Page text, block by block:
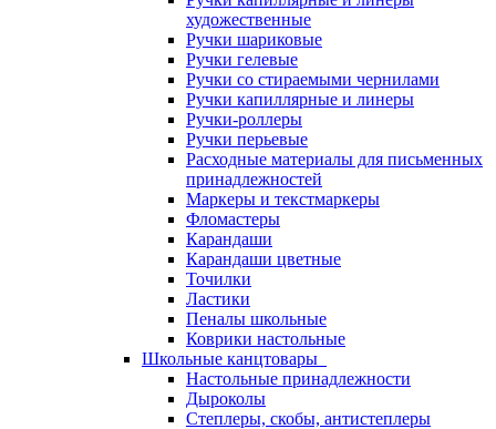
художественные
Ручки шариковые
Ручки гелевые
Ручки со стираемыми чернилами
Ручки капиллярные и линеры
Ручки-роллеры
Ручки перьевые
Расходные материалы для письменных
принадлежностей
Маркеры и текстмаркеры
Фломастеры
Карандаши
Карандаши цветные
Точилки
Ластики
Пеналы школьные
Коврики настольные
Школьные канцтовары
Настольные принадлежности
Дыроколы
Степлеры, скобы, антистеплеры